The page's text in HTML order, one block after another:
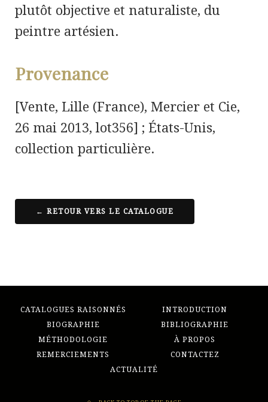
plutôt objective et naturaliste, du
peintre artésien.
Provenance
[Vente, Lille (France), Mercier et Cie,
26 mai 2013, lot356] ; États-Unis,
collection particulière.
← RETOUR VERS LE CATALOGUE
CATALOGUES RAISONNÉS
INTRODUCTION
BIOGRAPHIE
BIBLIOGRAPHIE
MÉTHODOLOGIE
À PROPOS
REMERCIEMENTS
CONTACTEZ
ACTUALITÉ